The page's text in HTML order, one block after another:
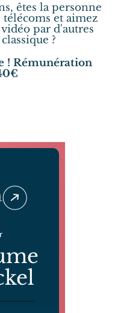
êtes la personne
et aimez
par d'autres
?
! Rémunération